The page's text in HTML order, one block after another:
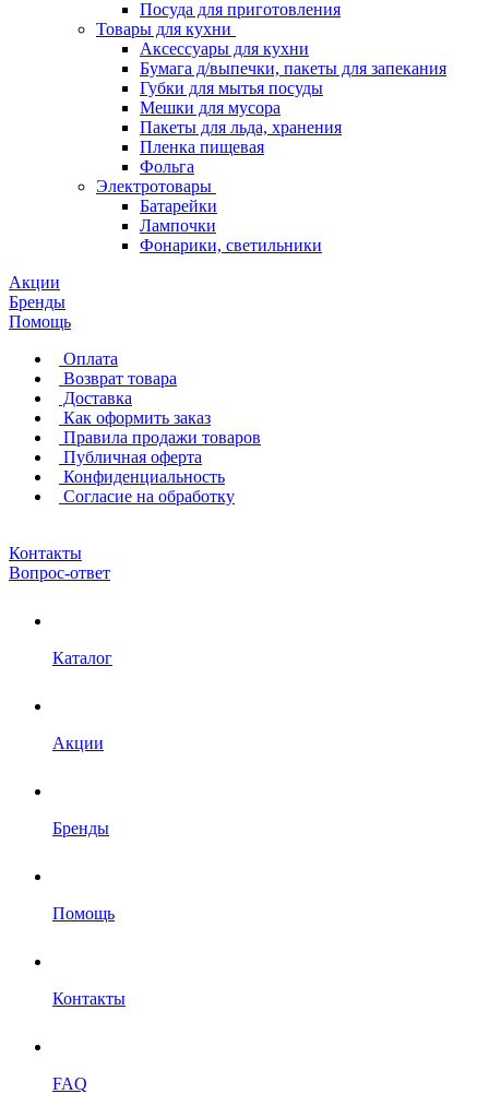
Посуда для приготовления
Товары для кухни
Аксессуары для кухни
Бумага д/выпечки, пакеты для запекания
Губки для мытья посуды
Мешки для мусора
Пакеты для льда, хранения
Пленка пищевая
Фольга
Электротовары
Батарейки
Лампочки
Фонарики, светильники
Акции
Бренды
Помощь
Оплата
Возврат товара
Доставка
Как оформить заказ
Правила продажи товаров
Публичная оферта
Конфиденциальность
Согласие на обработку
Контакты
Вопрос-ответ
Каталог
Акции
Бренды
Помощь
Контакты
FAQ